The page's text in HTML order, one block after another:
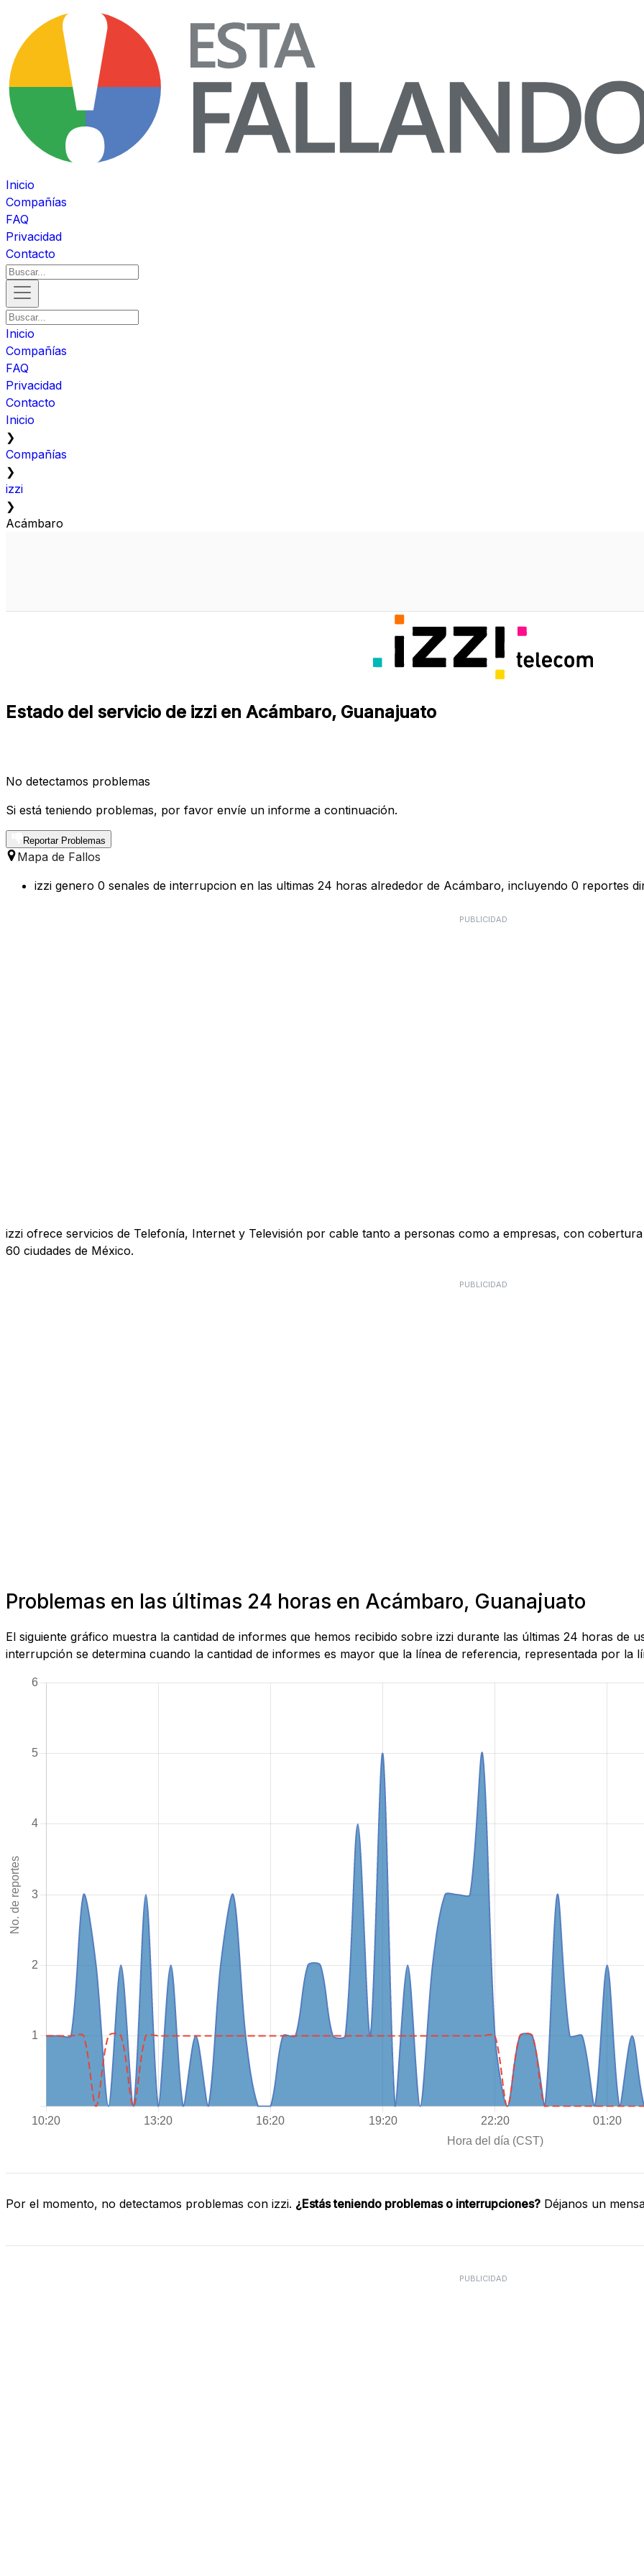
Inicio
Compañías
FAQ
Privacidad
Contacto
Inicio
Compañías
FAQ
Privacidad
Contacto
Inicio
❯
Compañías
❯
izzi
❯
Acámbaro
Estado del servicio de izzi en Acámbaro, Guanajuato
No detectamos problemas
Si está teniendo problemas, por favor envíe un informe a continuación.
Reportar Problemas
Mapa de Fallos
izzi genero 0 senales de interrupcion en las ultimas 24 horas alrededor de Acámbaro, incluyendo 0 reportes
PUBLICIDAD
izzi ofrece servicios de Telefonía, Internet y Televisión por cable tanto a personas como a empresas, con
60 ciudades de México.
PUBLICIDAD
Problemas en las últimas 24 horas en Acámbaro, Guanajuato
El siguiente gráfico muestra la cantidad de informes que hemos recibido sobre izzi durante las últimas 24 horas de
interrupción se determina cuando la cantidad de informes es mayor que la línea de referencia, representada por la
Por el momento, no detectamos problemas con izzi. ¿Estás teniendo problemas o interrupciones? Déjanos un
PUBLICIDAD